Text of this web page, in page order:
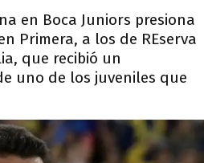
en Boca Juniors presiona
Primera, a los de REserva
que recibió un
uno de los juveniles que